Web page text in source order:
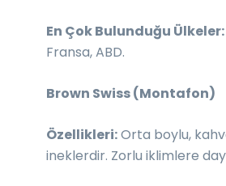
En Çok Bulunduğu Ülkeler:
Fransa, ABD.
Brown Swiss (Montafon)
Özellikleri:Orta boylu,
ineklerdir. Zorlu iklimlere